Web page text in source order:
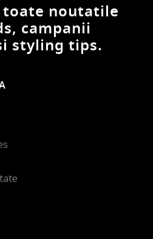
toate noutatile
campanii
styling tips.